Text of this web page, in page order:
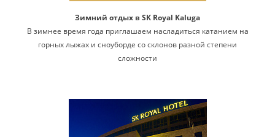
Зимний отдых в SK Royal Kaluga
В зимнее время года приглашаем насладиться катанием на
горных лыжах и сноуборде со склонов разной степени
сложности